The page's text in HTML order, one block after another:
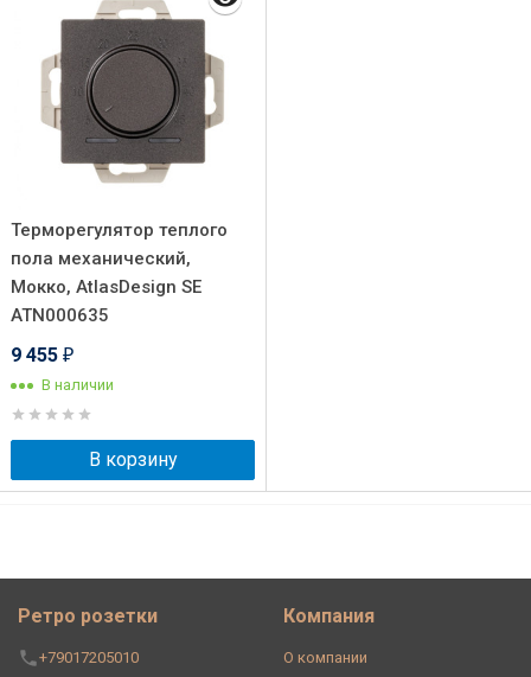
Терморегулятор теплого
пола механический,
Мокко, AtlasDesign SE
ATN000635
9 455 ₽
В наличии
В корзину
Ретро розетки
+79017205010
Компания
О компании